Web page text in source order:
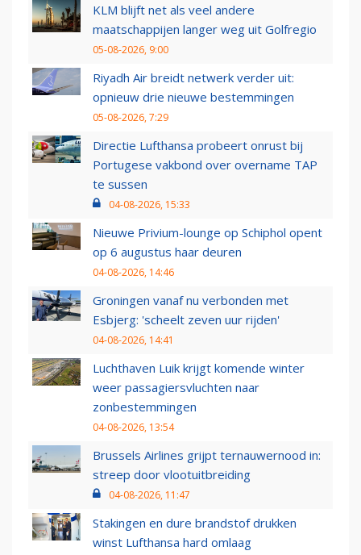
KLM blijft net als veel andere
maatschappijen langer weg uit Golfregio
05-08-2026, 9:00
Riyadh Air breidt netwerk verder uit:
opnieuw drie nieuwe bestemmingen
05-08-2026, 7:29
Directie Lufthansa probeert onrust bij
Portugese vakbond over overname TAP
te sussen
04-08-2026, 15:33
Nieuwe Privium-lounge op Schiphol opent
op 6 augustus haar deuren
04-08-2026, 14:46
Groningen vanaf nu verbonden met
Esbjerg: 'scheelt zeven uur rijden'
04-08-2026, 14:41
Luchthaven Luik krijgt komende winter
weer passagiersvluchten naar
zonbestemmingen
04-08-2026, 13:54
Brussels Airlines grijpt ternauwernood in:
streep door vlootuitbreiding
04-08-2026, 11:47
Stakingen en dure brandstof drukken
winst Lufthansa hard omlaag